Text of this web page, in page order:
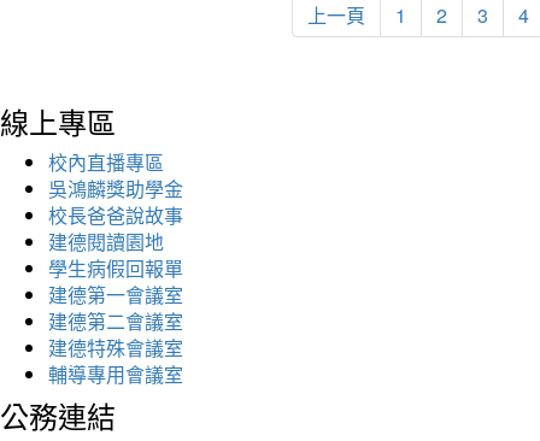
上一頁 1 2 3 4
線上專區
校內直播專區
吳鴻麟獎助學金
校長爸爸說故事
建德閱讀園地
學生病假回報單
建德第一會議室
建德第二會議室
建德特殊會議室
輔導專用會議室
公務連結